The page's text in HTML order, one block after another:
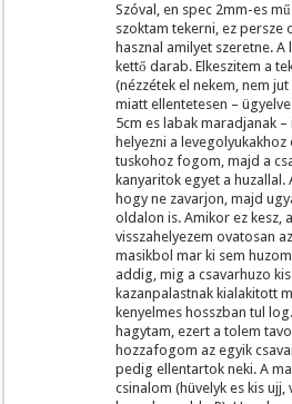
Szóval, en spec 2mm-es
szoktam tekerni, ez persze
hasznal amilyet szeretne.
kettő darab. Elkeszitem a
(nézzétek el nekem, nem
miatt ellentetesen –
5cm es labak maradjanak
helyezni a
tuskohoz fogom, majd a
kanyaritok egyet a huzallal.
hogy ne zavarjon, majd
oldalon is. Amikor ez kesz,
visszahelyezem ovatosan
masikbol mar ki sem
addig, mig a csavarhuzo
kazanpalastnak kialakitott
kenyelmes hosszban tul
hagytam, ezert a tolem
hozzafogom az egyik
pedig ellentartok neki. A
csinalom (hüvelyk es kis